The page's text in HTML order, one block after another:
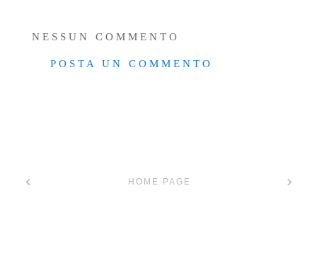
NESSUN COMMENTO
POSTA UN COMMENTO
‹ ›
HOME PAGE